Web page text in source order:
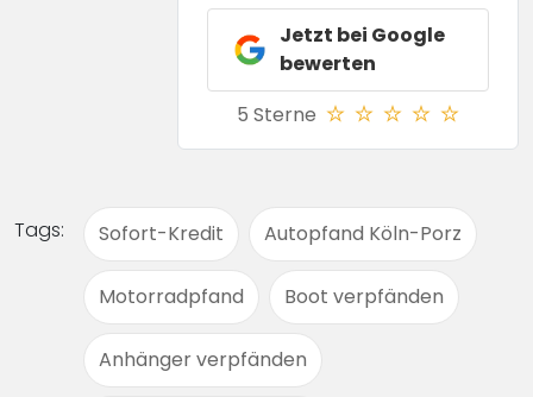
Jetzt bei Google
bewerten
5 Sterne
Tags: Sofort-Kredit Autopfand Köln-Porz
Motorradpfand Boot verpfänden
Anhänger verpfänden